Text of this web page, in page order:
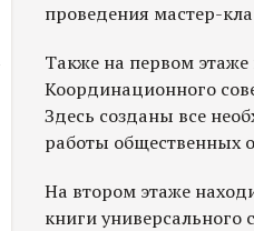
проведения мастер-
Также на первом
Координационного
Здесь созданы все
работы общественных
На втором этаже
книги универсального